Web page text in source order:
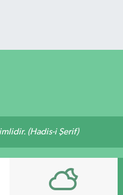
(Hadis-i Şerif)